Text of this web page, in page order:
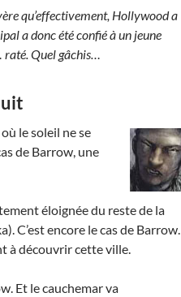
qu’effectivement, Hollywood a
a donc été confié à un jeune
Quel gâchis…
le soleil ne se
de Barrow, une
éloignée du reste de la
C’est encore le cas de Barrow.
à découvrir cette ville.
Et le cauchemar va